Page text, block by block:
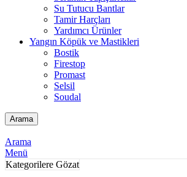
Su Tutucu Bantlar
Tamir Harçları
Yardımcı Ürünler
Yangın Köpük ve Mastikleri
Bostik
Firestop
Promast
Selsil
Soudal
Arama
Arama
Menü
Kategorilere Gözat